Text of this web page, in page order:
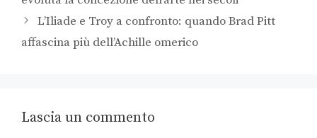
L’Iliade e Troy a confronto: quando Brad Pitt
affascina più dell’Achille omerico
Lascia un commento